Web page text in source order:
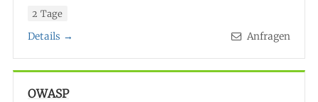
2 Tage
Details →
Anfragen
OWASP